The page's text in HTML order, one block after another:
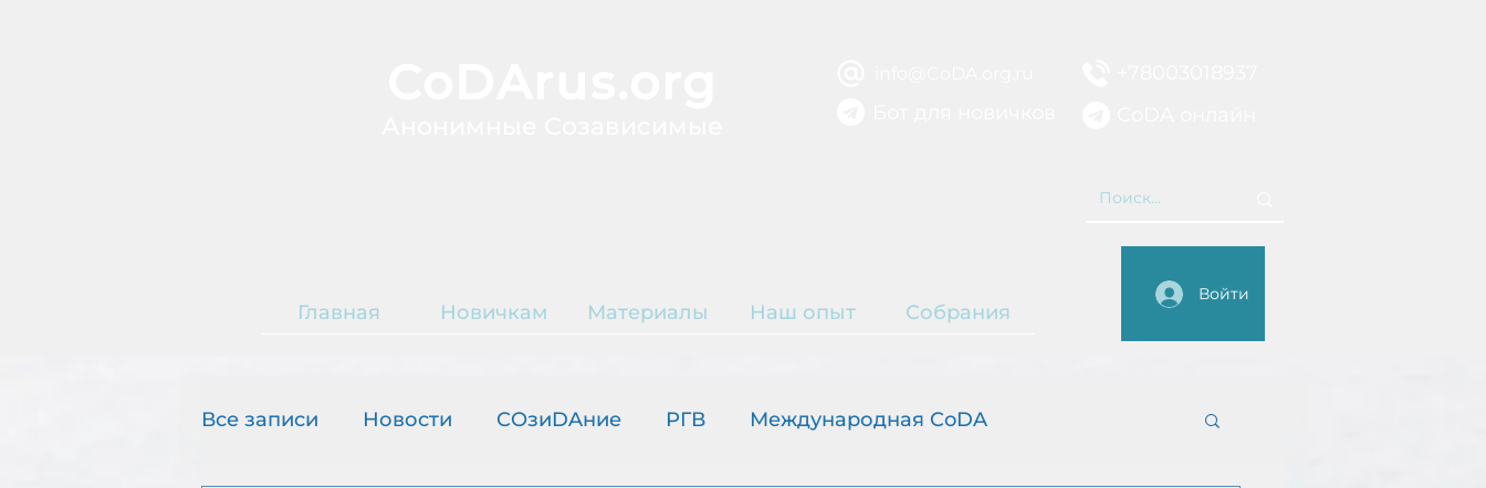
К
Р ВЫЗДОРОВЛЕНИЕ
Главная Новичкам Материалы Наш опыт Собрания
Войти
Все записи Новости COзиDAние РГВ Международная CoDA